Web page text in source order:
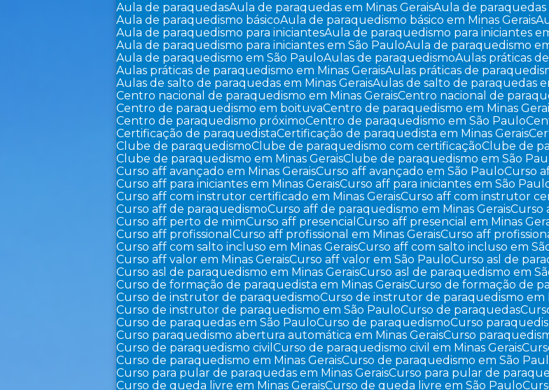
Aula de paraquedas Aula de paraquedas em Minas Gerais Aula de
Aula de paraquedismo básico Aula de paraquedismo básico em Minas Gerais
Aula de paraquedismo para iniciantes Aula de paraquedismo para iniciantes
Aula de paraquedismo para iniciantes em São Paulo Aula de paraquedismo
Aula de paraquedismo em São Paulo Aulas de paraquedismo Aulas práticas
Aulas práticas de paraquedismo em Minas Gerais Aulas práticas de
Aulas de salto de paraquedas em Minas Gerais Aulas de salto de paraquedas
Centro nacional de paraquedismo em Minas Gerais Centro nacional de
Centro de paraquedismo em boituva Centro de paraquedismo em Minas
Centro de paraquedismo próximo Centro de paraquedismo em São Paulo
Certificação de paraquedista Certificação de paraquedista em Minas Gerais
Clube de paraquedismo
Clube de paraquedismo com certificação
Clube de
Clube de paraquedismo em Minas Gerais
Clube de paraquedismo em São
Curso aff avançado em Minas Gerais
Curso aff avançado em São Paulo
Curso
Curso aff para iniciantes em Minas Gerais
Curso aff para iniciantes em São
Curso aff com instrutor certificado em Minas Gerais
Curso aff com instrutor
Curso aff de paraquedismo
Curso aff de paraquedismo em Minas Gerais
Curso aff perto de mim
Curso aff presencial Curso aff presencial em Minas
Curso aff profissional
Curso aff profissional em Minas Gerais Curso aff
Curso aff com salto incluso em Minas Gerais
Curso aff com salto incluso em
Curso aff valor em Minas Gerais
Curso aff valor em São Paulo
Curso asl de
Curso asl de paraquedismo em Minas Gerais
Curso asl de paraquedismo em
Curso de formação de paraquedista em Minas Gerais
Curso de formação de
Curso de instrutor de paraquedismo
Curso de instrutor de paraquedismo em
Curso de instrutor de paraquedismo em São Paulo
Curso de paraquedas
Curso de paraquedas em São Paulo
Curso de paraquedismo
Curso
Curso paraquedismo abertura automática em Minas Gerais
Curso
Curso de paraquedismo civil
Curso de paraquedismo civil em Minas Gerais
Curso de paraquedismo em Minas Gerais
Curso de paraquedismo em São
Curso para pular de paraquedas em Minas Gerais
Curso para pular de
Curso de queda livre em Minas Gerais
Curso de queda livre em São Paulo